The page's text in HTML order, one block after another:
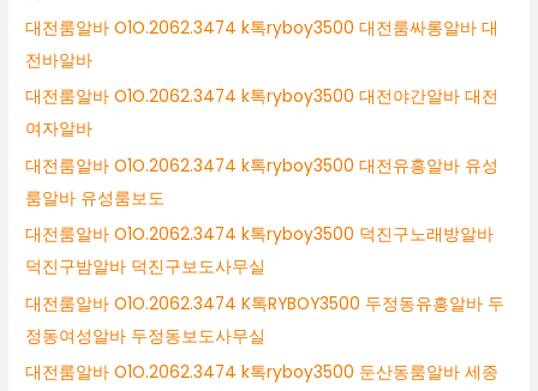
대전룸알바 O1O.2062.3474 k톡ryboy3500 대전룸싸롱알바 대
전바알바
대전룸알바 O1O.2062.3474 k톡ryboy3500 대전야간알바 대전
여자알바
대전룸알바 O1O.2062.3474 k톡ryboy3500 대전유흥알바 유성
룸알바 유성룸보도
대전룸알바 O1O.2062.3474 k톡ryboy3500 덕진구노래방알바
덕진구밤알바 덕진구보도사무실
대전룸알바 O1O.2062.3474 K톡RYBOY3500 두정동유흥알바 두
정동여성알바 두정동보도사무실
대전룸알바 O1O.2062.3474 k톡ryboy3500 둔산동룸알바 세종